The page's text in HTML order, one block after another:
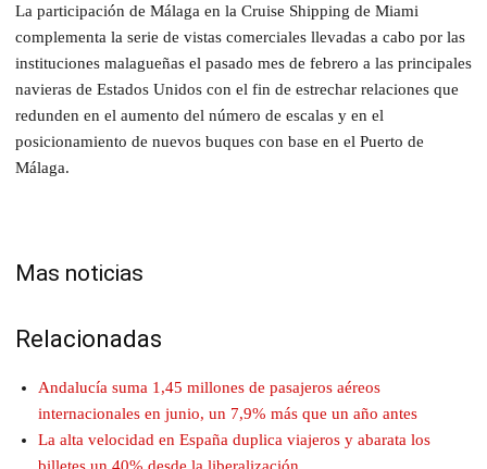
La participación de Málaga en la Cruise Shipping de Miami
complementa la serie de vistas comerciales llevadas a cabo por las
instituciones malagueñas el pasado mes de febrero a las principales
navieras de Estados Unidos con el fin de estrechar relaciones que
redunden en el aumento del número de escalas y en el
posicionamiento de nuevos buques con base en el Puerto de
Málaga.
Mas noticias
Relacionadas
Andalucía suma 1,45 millones de pasajeros aéreos
internacionales en junio, un 7,9% más que un año antes
La alta velocidad en España duplica viajeros y abarata los